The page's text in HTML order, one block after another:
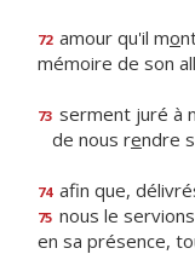
72 amour qu'il mo
mémoire de son
73 serment juré à
de nous rendre
74 afin que,
75 nous le
en sa présence,